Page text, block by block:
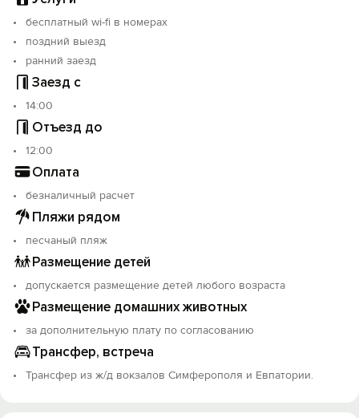
бесплатный wi-fi в номерах
поздний выезд
ранний заезд
Заезд с
14:00
Отъезд до
12:00
Оплата
безналичный расчет
Пляжи рядом
песчаный пляж
Размещение детей
допускается размещение детей любого возраста
Размещение домашних животных
за дополнительную плату по согласованию
Трансфер, встреча
Трансфер из ж/д вокзалов Симферополя и Евпатории.